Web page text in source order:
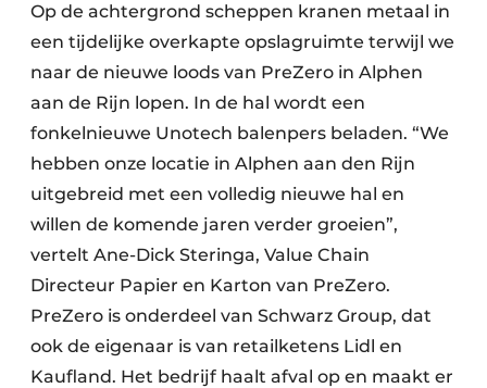
Uitrustingsstukken
Shredders
Transportbanden
Zeven & Brekers
Bedrijfsafval
Bouw & Sloopafval
Elektronisch Afval
Op de achtergrond scheppen kranen metaal in
een tijdelijke overkapte opslagruimte terwijl we
naar de nieuwe loods van PreZero in Alphen
aan de Rijn lopen. In de hal wordt een
fonkelnieuwe Unotech balenpers beladen. “We
hebben onze locatie in Alphen aan den Rijn
uitgebreid met een volledig nieuwe hal en
willen de komende jaren verder groeien”,
vertelt Ane-Dick Steringa, Value Chain
Directeur Papier en Karton van PreZero.
PreZero is onderdeel van Schwarz Group, dat
ook de eigenaar is van retailketens Lidl en
Kaufland. Het bedrijf haalt afval op en maakt er